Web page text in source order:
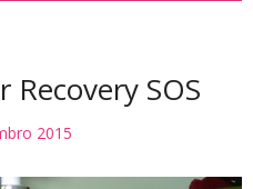
Recovery SOS
2015